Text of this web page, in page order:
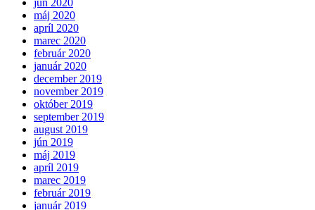
jún 2020
máj 2020
apríl 2020
marec 2020
február 2020
január 2020
december 2019
november 2019
október 2019
september 2019
august 2019
jún 2019
máj 2019
apríl 2019
marec 2019
február 2019
január 2019